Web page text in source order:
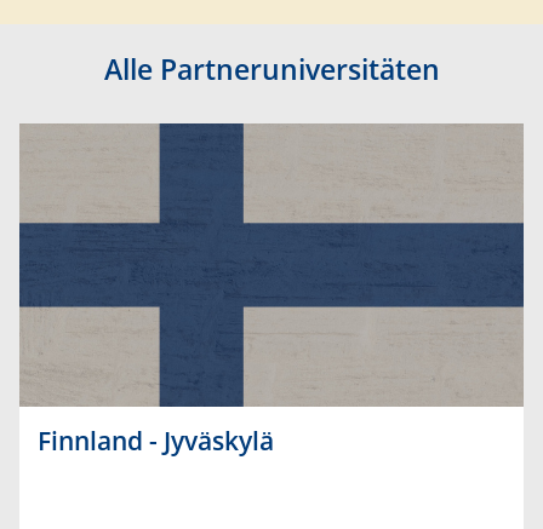
Alle Partneruniversitäten
Finnland - Jyväskylä